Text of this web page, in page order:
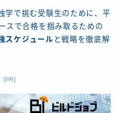
学で挑む受験生のために、平
スで合格を掴み取るための
スケジュール と戦略を徹底解
[PR]